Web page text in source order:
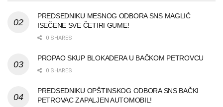
PREDSEDNIKU MESNOG ODBORA SNS MAGLIĆ
ISEČENE SVE ČETIRI GUME!
0 SHARES
PROPAO SKUP BLOKADERA U BAČKOM PETROVCU
0 SHARES
PREDSEDNIKU OPŠTINSKOG ODBORA SNS BAČKI
PETROVAC ZAPALJEN AUTOMOBIL!